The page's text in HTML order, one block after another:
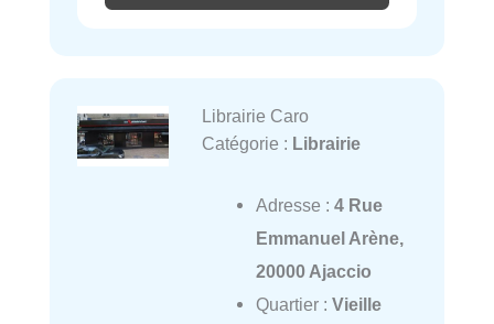
Librairie Caro
Catégorie : Librairie
Adresse : 4 Rue
Emmanuel Arène,
20000 Ajaccio
Quartier : Vieille